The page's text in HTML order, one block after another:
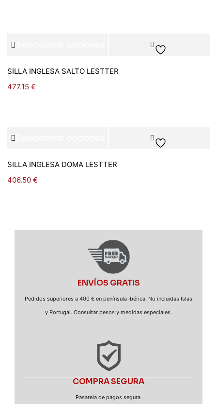
SILLA INGLESA SALTO LESTTER
477.15 €
SILLA INGLESA DOMA LESTTER
406.50 €
ENVÍOS GRATIS
Pedidos superiores a 400 € en península ibérica. No incluidas Islas
y Portugal. Consultar pesos y medidas especiales.
COMPRA SEGURA
Pasarela de pagos segura.